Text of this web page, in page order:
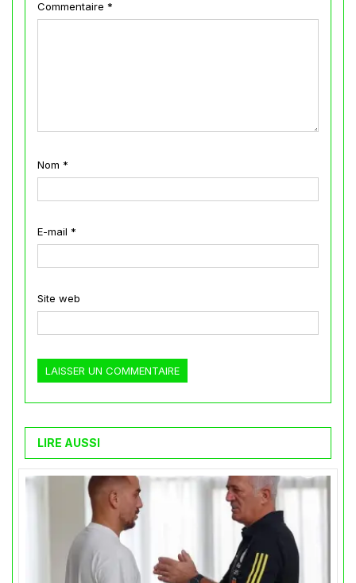
Commentaire *
Nom *
E-mail *
Site web
LIRE AUSSI